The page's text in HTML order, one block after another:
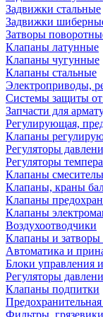
Задвижки стальные
Задвижки
Затворы
Клапаны латунные
Клапаны чугунные
Клапаны стальные
Электроприводы,
Системы защиты от
Запчасти для
Регулирующая,
Клапаны
Регуляторы
Регуляторы
Клапаны
Клапаны, краны
Клапаны
Клапаны
Воздухоотводчики
Клапаны и затворы
Автоматика и
Блоки управления
Регуляторы
Клапаны подпитки
Фильтры,